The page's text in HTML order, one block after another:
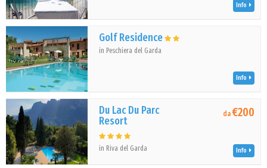
Info
Golf Residence
in Peschiera del Garda
Info
Du Lac Du Parc
Resort
in Riva del Garda
da€200
Info